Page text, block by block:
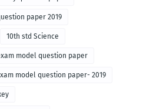
paper 2019
10th std Science
model question paper
model question paper- 2019